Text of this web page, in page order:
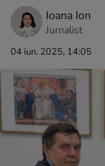
Ioana Ion
Jurnalist
04 iun. 2025, 14:05